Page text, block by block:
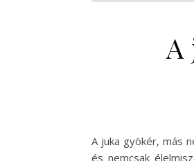
A
A juka gyökér, más
és nemcsak